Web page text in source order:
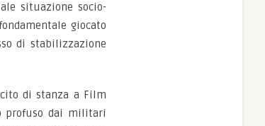
situazione socio-
giocato
di stabilizzazione
di stanza a Film
profuso dai militari